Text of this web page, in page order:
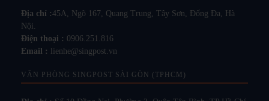
Địa chỉ :45A, Ngõ 167, Quang Trung, Tây Sơn, Đống Đa, Hà
Nội.
Điện thoại : 0906.251.816
Email :
lienhe@singpost.vn
VĂN PHÒNG SINGPOST SÀI GÒN (TPHCM)